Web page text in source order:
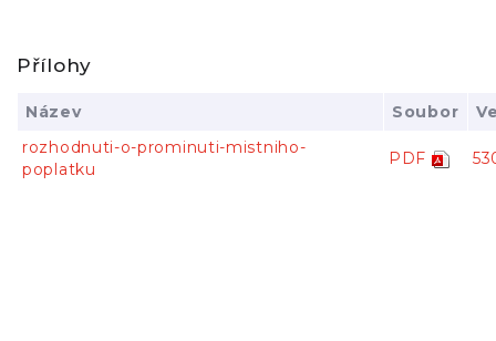
Přílohy
Název Soubor
rozhodnuti-o-prominuti-mistniho-
poplatku
PDF